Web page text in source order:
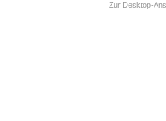
Zur Desktop-